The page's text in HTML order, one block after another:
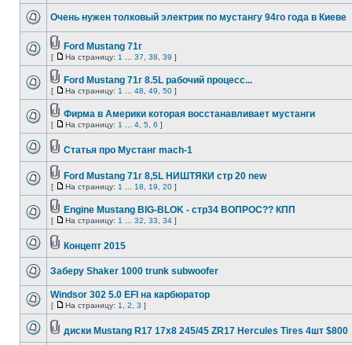
Очень нужен толковый электрик по мустангу 94го года в Киеве
Ford Mustang 71г
[ На страницу: 1 37 38 39 ]
Ford Mustang 71г 8.5L рабочий процесс...
[ На страницу: 1 48 49 50 ]
Фирма в Америки которая восстанавливает мустанги
[ На страницу: 1 4 5 6 ]
Статья про Мустанг mach-1
Ford Mustang 71г 8,5L НИШТЯКИ стр 20 new
[ На страницу: 1 18 19 20 ]
Engine Mustang BIG-BLOK - стр34 ВОПРОС?? КПП
[ На страницу: 1 32 33 34 ]
Концепт 2015
Заберу Shaker 1000 trunk subwoofer
Windsor 302 5.0 EFI на карбюратор
[ На страницу: 1 2 3 ]
диски Mustang R17 17x8 245/45 ZR17 Hercules Tires 4шт $800